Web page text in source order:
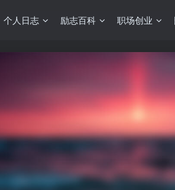
个人日志 励志百科 职场创业